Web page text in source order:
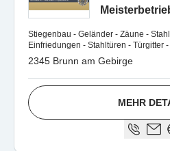
Stiegenbau - Geländer - Zäune -
Einfriedungen - Stahltüren - Türgitter
2345 Brunn am Gebirge
MEHR